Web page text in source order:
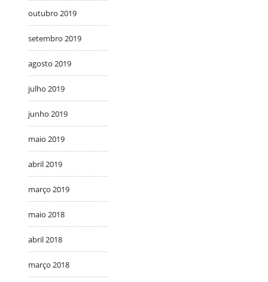
outubro 2019
setembro 2019
agosto 2019
julho 2019
junho 2019
maio 2019
abril 2019
março 2019
maio 2018
abril 2018
março 2018